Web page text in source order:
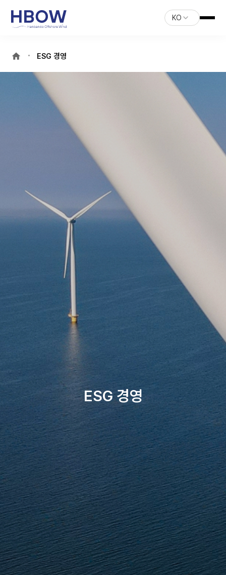
KO
ESG 경영
ESG 경영